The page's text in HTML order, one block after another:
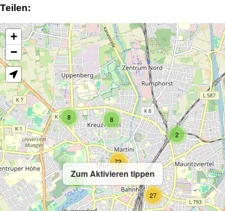
Teilen:
Zum Aktivieren tippen
2
8 8
27
5
72
+
−